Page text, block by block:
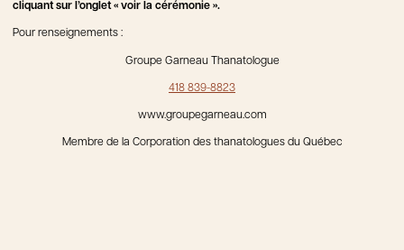
cliquant sur l’onglet « voir la cérémonie ».
Pour renseignements :
Groupe Garneau Thanatologue
418 839-8823
www.groupegarneau.com
Membre de la Corporation des thanatologues du Québec